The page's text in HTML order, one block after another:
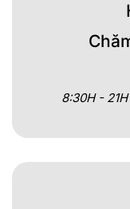
8:30H -